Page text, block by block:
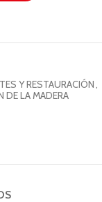
Y RESTAURACIÓN,
DE LA MADERA